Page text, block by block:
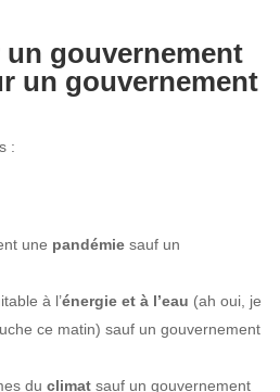
gouvernement
un gouvernement
:
une pandémie sauf un
à l’énergie et à l’eau (ah oui, je
ce matin) sauf un gouvernement
du climat sauf un gouvernement